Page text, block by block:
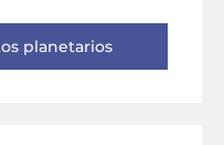
planetarios